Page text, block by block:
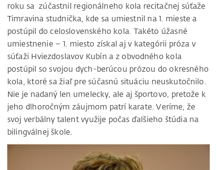
roku sa zúčastnil regionálneho kola recitačnej súťaže
Timravina studnička, kde sa umiestnil na 1. mieste a
postúpil do celoslovenského kola. Takéto úžasné
umiestnenie – 1. miesto získal aj v kategórii próza v
súťaži Hviezdoslavov Kubín a z obvodného kola
postúpil so svojou dych-berúcou prózou do okresného
kola, ktoré sa žiaľ pre súčasnú situáciu neuskutočnilo.
Nie je nadaný len umelecky, ale aj športovo, pretože k
jeho dlhoročným záujmom patrí karate. Veríme, že
svoj verbálny talent využije počas ďalšieho štúdia na
bilingválnej škole.